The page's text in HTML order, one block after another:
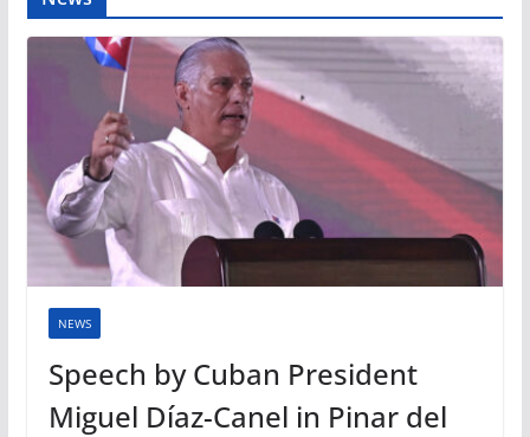
NEWS
Speech by Cuban President
Miguel Díaz-Canel in Pinar del